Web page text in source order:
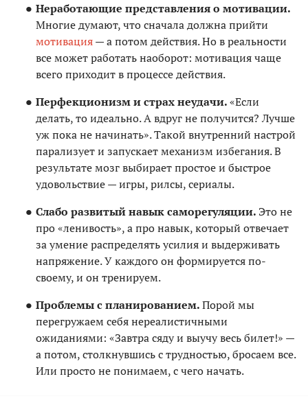
Неработающие представления о мотивации.
Многие думают, что сначала должна прийти
мотивация— а потом действия. Но в реальности
все может работать наоборот: мотивация чаще
всего приходит в процессе действия.
Перфекционизм и страх неудачи.«Если
делать, то идеально. А вдруг не получится? Лучше
уж пока не начинать». Такой внутренний настрой
парализует и запускает механизм избегания. В
результате мозг выбирает простое и быстрое
удовольствие — игры, рилсы, сериалы.
Слабо развитый навык саморегуляции. Это не
про «ленивость», а про навык, который отвечает
за умение распределять усилия и выдерживать
напряжение. У каждого он формируется по-
своему, и он тренируем.
Проблемы с планированием.Порой мы
перегружаем себя нереалистичными
ожиданиями: «Завтра сяду и выучу весь билет!» —
а потом, столкнувшись с трудностью, бросаем все.
Или просто не понимаем, с чего начать.